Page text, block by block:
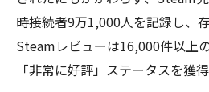
時接続者9万1,000人を記録し、
Steamレビューは16,000件以上
「非常に好評」ステータスを獲得